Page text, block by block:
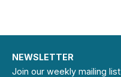
NEWSLETTER
Join our weekly mailing list